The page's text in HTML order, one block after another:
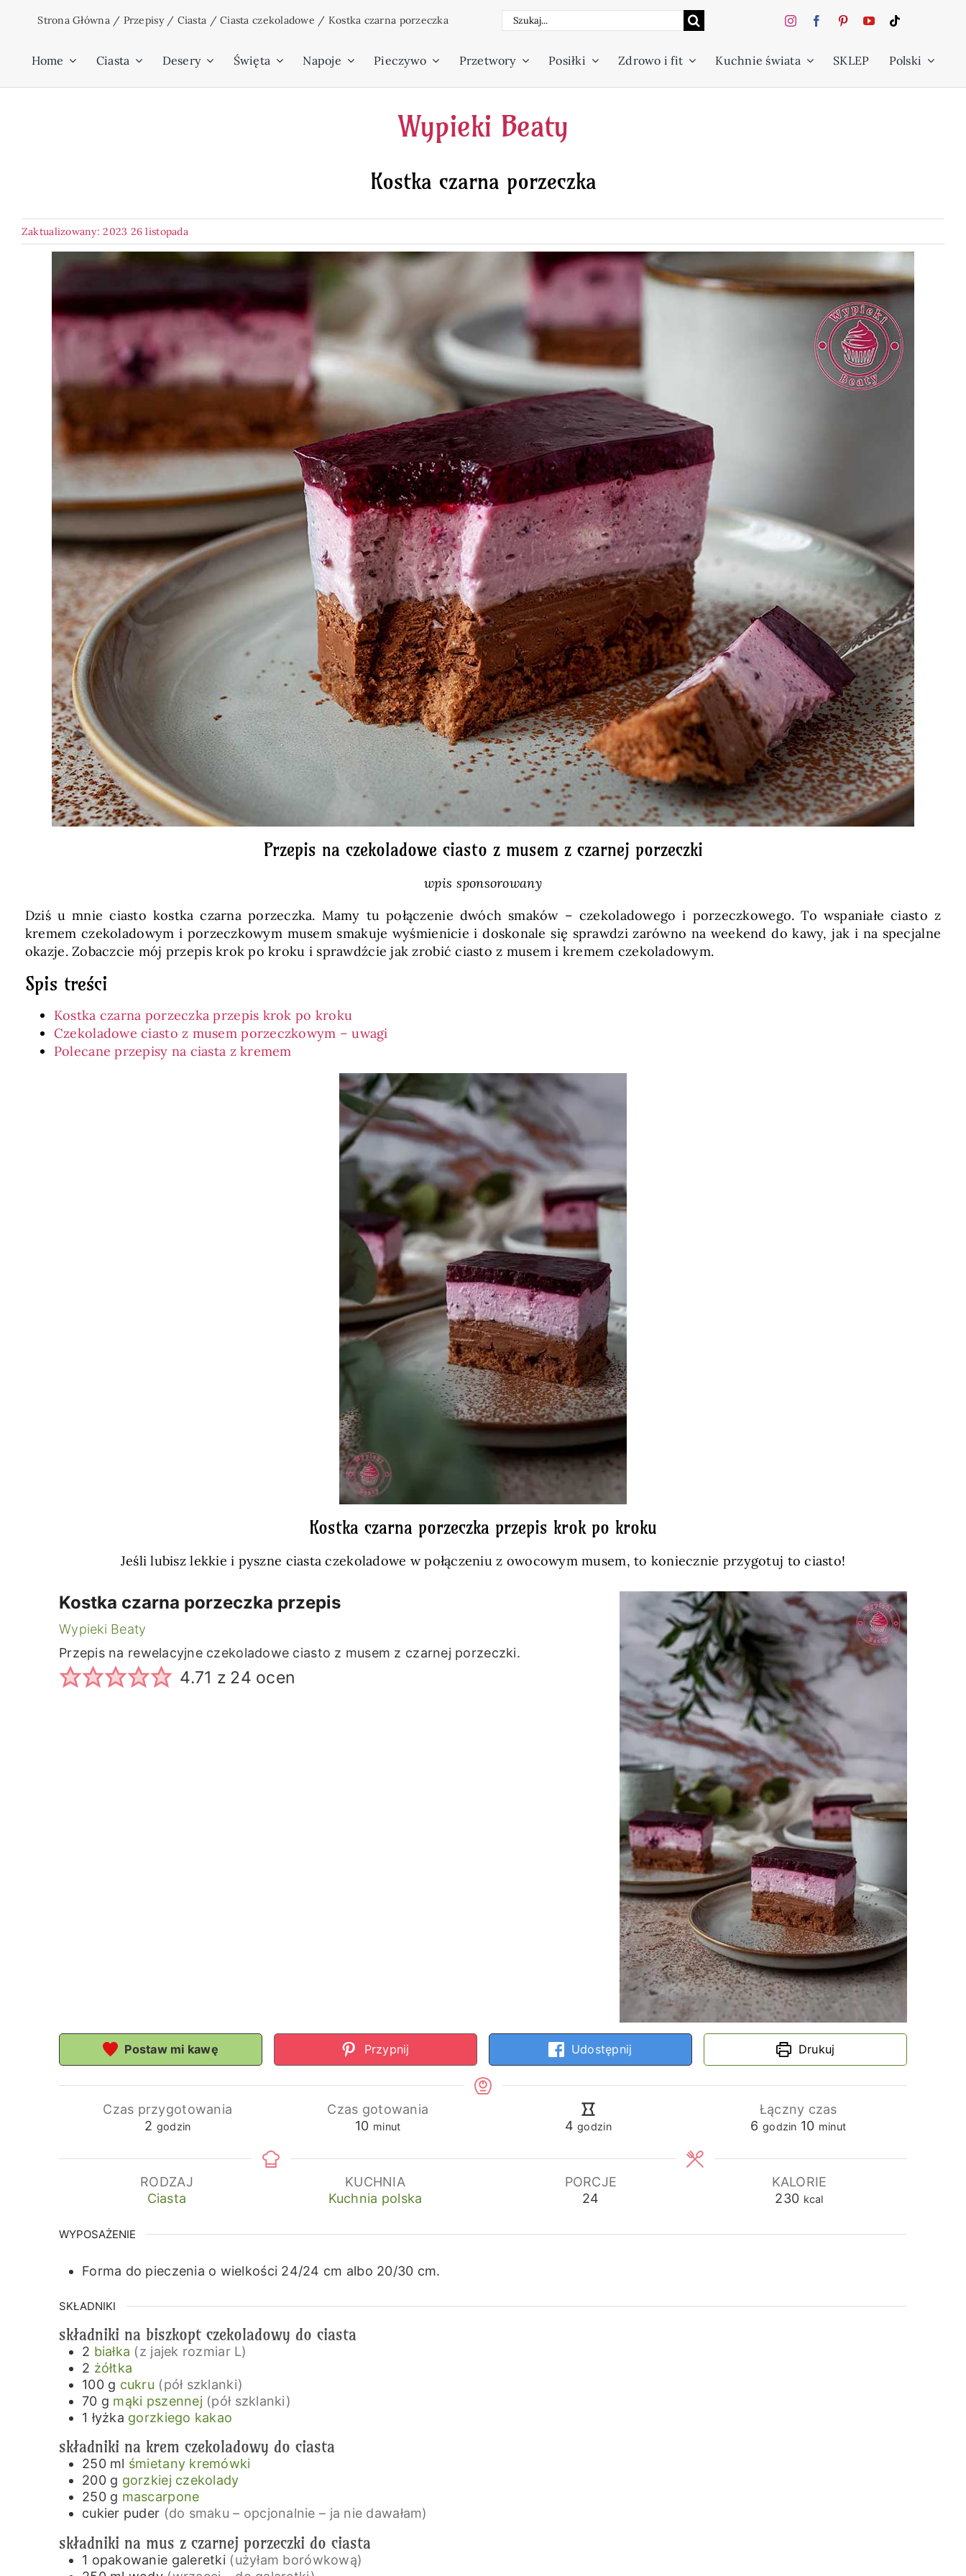
Strona Główna/ Przepisy/ Ciasta /Ciasta czekoladowe / Kostka czarna porzeczka Szukaj
Home Ciasta Desery Święta Napoje Pieczywo Przetwory Posiłki Zdrowo i fit Kuchnie świata SKLEP Polski
Wypieki Beaty
Kostka czarna porzeczka
Zaktualizowany: 2023 26 listopada
Przepis na czekoladowe ciasto z musem z czarnej porzeczki
wpis sponsorowany
Dziś u mnie ciasto kostka czarna porzeczka. Mamy tu połączenie dwóch smaków – czekoladowego i porzeczkowego. To wspaniałe ciasto z
kremem czekoladowym i porzeczkowym musem smakuje wyśmienicie i doskonale się sprawdzi zarówno na weekend do kawy, jak i na specjalne
okazje. Zobaczcie mój przepis krok po kroku i sprawdźcie jak zrobić ciasto z musem i kremem czekoladowym.
Spis treści
Kostka czarna porzeczka przepis krok po kroku
Czekoladowe ciasto z musem porzeczkowym – uwagi
Polecane przepisy na ciasta z kremem
Kostka czarna porzeczka przepis krok po kroku
Jeśli lubisz lekkie i pyszne ciasta czekoladowe w połączeniu z owocowym musem, to koniecznie przygotuj to ciasto!
Kostka czarna porzeczka przepis
Wypieki Beaty
Przepis na rewelacyjne czekoladowe ciasto z musem z czarnej porzeczki.
4.71 z 24 ocen
Postaw mi kawę Przypnij Udostępnij Drukuj
Czas przygotowania
2 godziny
godzin
Czas gotowania
10minuty
minut 4godziny
godzin
Łączny czas
6 godziny
godzin 10minuty
minut
RODZAJ
Ciasta
KUCHNIA
Kuchnia polska
PORCJE
24
KALORIE
230 kcal
WYPOSAŻENIE
Forma do pieczenia o wielkości 24/24 cm albo 20/30 cm.
SKŁADNIKI
składniki na biszkopt czekoladowy do ciasta
2 białka (z jajek rozmiar L)
2 żółtka
100 g cukru (pół szklanki)
70 g mąki pszennej (pół szklanki)
1 łyżka gorzkiego kakao
składniki na krem czekoladowy do ciasta
250 ml śmietany kremówki
200 g gorzkiej czekolady
250 g mascarpone
cukier puder (do smaku – opcjonalnie – ja nie dawałam)
składniki na mus z czarnej porzeczki do ciasta
1 opakowanie galeretki (użyłam borówkową)